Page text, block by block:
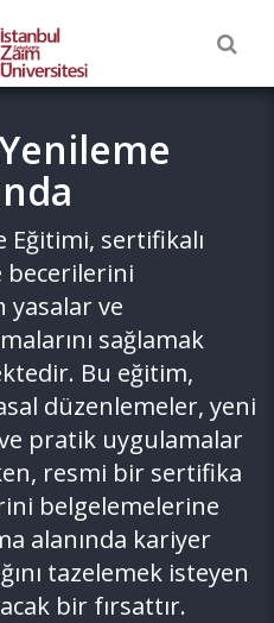
Eğitimi, sertifikalı
becerilerini
yasalar ve
sağlamak
Bu eğitim,
düzenlemeler, yeni
pratik uygulamalar
resmi bir sertifika
belgelemelerine
alanında kariyer
tazelemek isteyen
bir fırsattır.